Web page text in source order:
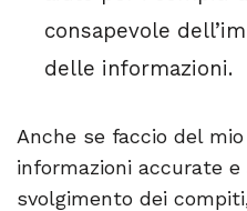
consapevole
delle informazioni.
Anche se faccio del
informazioni accurate
svolgimento dei